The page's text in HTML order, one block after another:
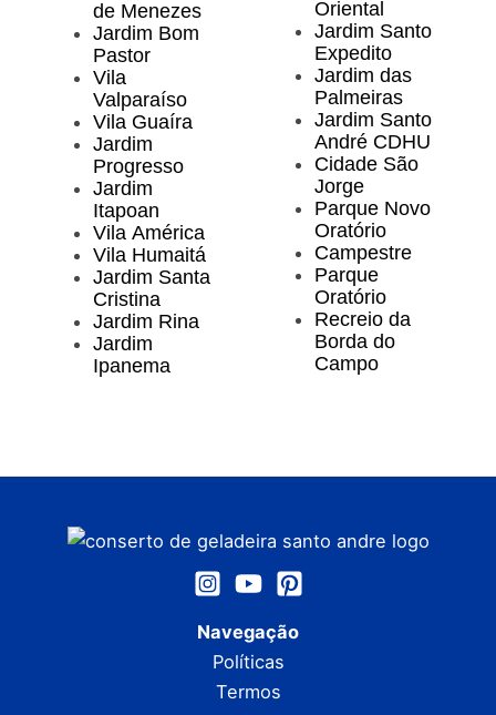
de Menezes
Jardim Bom
Pastor
Vila
Valparaíso
Vila Guaíra
Jardim
Progresso
Jardim
Itapoan
Vila América
Vila Humaitá
Jardim Santa
Cristina
Jardim Rina
Jardim
Ipanema
Oriental
Jardim Santo
Expedito
Jardim das
Palmeiras
Jardim Santo
André CDHU
Cidade São
Jorge
Parque Novo
Oratório
Campestre
Parque
Oratório
Recreio da
Borda do
Campo
Navegação
Políticas
Termos